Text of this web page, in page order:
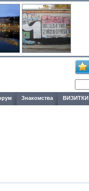
Знакомства ВИЗИТКИ